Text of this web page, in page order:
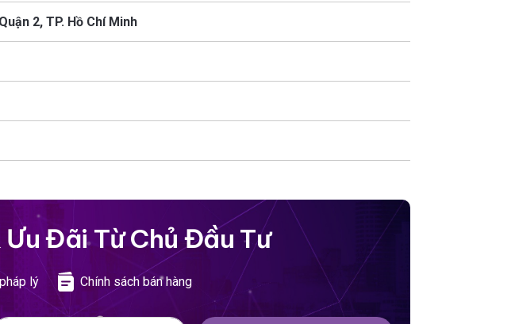
2, TP. Hồ Chí Minh
Ưu Đãi Từ Chủ Đầu Tư
lý Chính sách bán hàng